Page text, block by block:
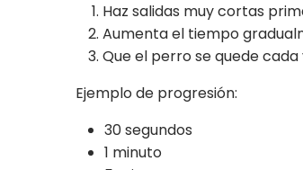
Haz salidas muy cortas
Aumenta el tiempo
Que el perro se quede
Ejemplo de progresión:
30 segundos
1 minuto